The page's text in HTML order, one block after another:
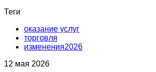
Теги
оказание услуг
торговля
изменения2026
12 мая 2026